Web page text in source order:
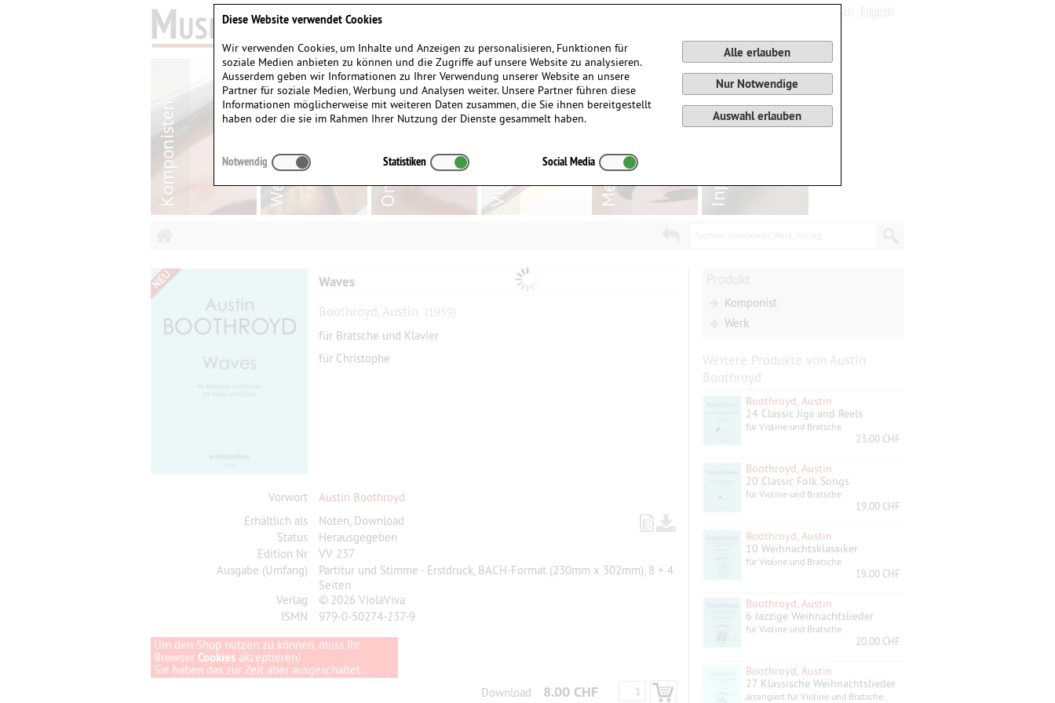
Waves
Boothroyd, Austin (1959)
für Bratsche und Klavier
für Christophe
Vorwort
Austin Boothroyd
Erhältlich als
Noten, Download
Status
Herausgegeben
Edition Nr
VV 237
Ausgabe (Umfang)
Partitur und Stimme - Erstdruck, BACH-Format (230mm x 302mm), 8 + 4
Seiten
Verlag
© 2026 ViolaViva
ISMN
979-0-50274-237-9
Um den Shop nutzen zu können, muss Ihr
Browser Cookies akzeptieren!
Sie haben das zur Zeit aber ausgeschaltet...
Download
8.00 CHF
Komponist
Werk
Weitere Produkte von Austin
Boothroyd
Boothroyd, Austin
24 Classic Jigs and Reels
für Violine und Bratsche
23.00 CHF
Boothroyd, Austin
20 Classic Folk Songs
für Violine und Bratsche
19.00 CHF
Boothroyd, Austin
10 Weihnachtsklassiker
für Violine und Bratsche
19.00 CHF
Boothroyd, Austin
6 Jazzige Weihnachtslieder
für Violine und Bratsche
20.00 CHF
Boothroyd, Austin
27 Klassische Weihnachtslieder
arrangiert für Violine und Bratsche
Diese Website verwendet Cookies
Wir verwenden Cookies, um Inhalte und Anzeigen zu personalisieren, Funktionen für
soziale Medien anbieten zu können und die Zugriffe auf unsere Website zu analysieren.
Ausserdem geben wir Informationen zu Ihrer Verwendung unserer Website an unsere
Partner für soziale Medien, Werbung und Analysen weiter. Unsere Partner führen diese
Informationen möglicherweise mit weiteren Daten zusammen, die Sie ihnen bereitgestellt
haben oder die sie im Rahmen Ihrer Nutzung der Dienste gesammelt haben.
Alle erlauben
Nur Notwendige
Auswahl erlauben
Notwendig Statistiken Social Media